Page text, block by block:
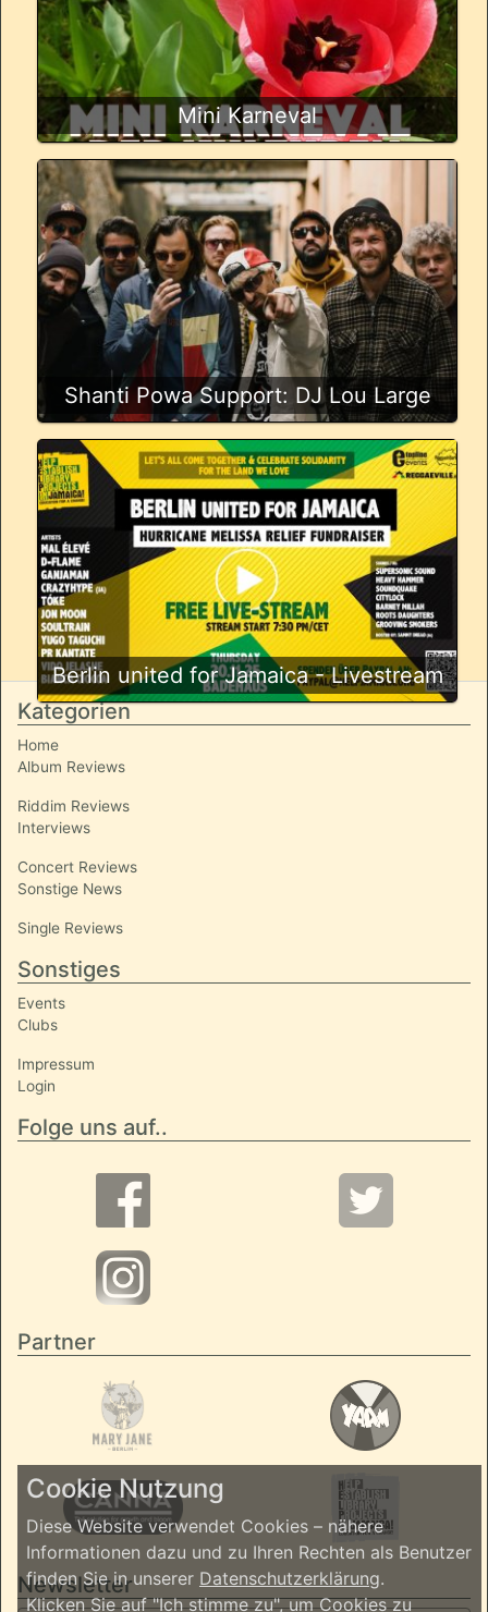
Mini Karneval
Shanti Powa Support: DJ Lou Large
Berlin united for Jamaica - Livestream
Kategorien
Home
Album Reviews
Riddim Reviews
Interviews
Concert Reviews
Sonstige News
Single Reviews
Sonstiges
Events
Clubs
Impressum
Login
Folge uns auf..
Partner
Newsletter
Cookie Nutzung
Diese Website verwendet Cookies – nähere
Informationen dazu und zu Ihren Rechten als Benutzer
finden Sie in unserer Datenschutzerklärung.
Klicken Sie auf "Ich stimme zu", um Cookies zu